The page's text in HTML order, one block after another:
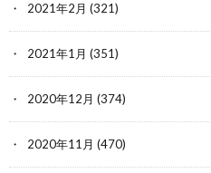
2021年2月 (321)
2021年1月 (351)
2020年12月 (374)
2020年11月 (470)